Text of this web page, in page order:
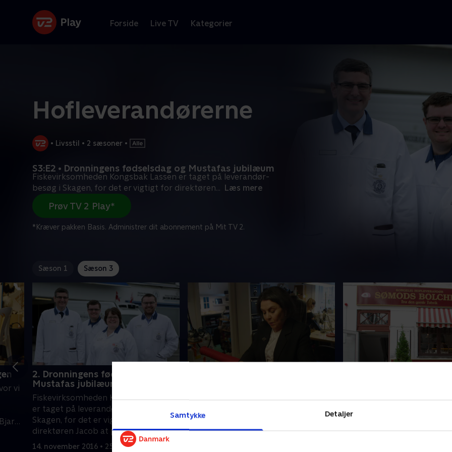
Samtykke Detaljer
Forside Live TV Kategorier
Hofleverandørerne
• Livsstil • 2 sæsoner •
S3:E2 • Dronningens fødselsdag og Mustafas jubilæum
Fiskevirksomheden Kongsbak Lassen er taget på leverandør-
besøg i Skagen, for det er vigtigt for direktøren... Læs mere
Prøv TV 2 Play*
*Kræver pakken Basis. Administrer dit abonnement på Mit TV 2.
Sæson 1 Sæson 3
vi
2. Dronningens fødselsdag og
Mustafas jubilæum
Fiskevirksomheden Kongsbak Lassen
er taget på leverandør-besøg i
Skagen, for det er vigtigt for
direktøren Jacob at pleje
virksomhedens grønne profil og have
14. november 2016 • 25 min
Kongelig Hofleverandør Annette
Freifeldt får en fornem opgave; hun
skal sy en frakke til dronning
Margrethe. På Aarhus
nye bolcher. Bjarne Als har